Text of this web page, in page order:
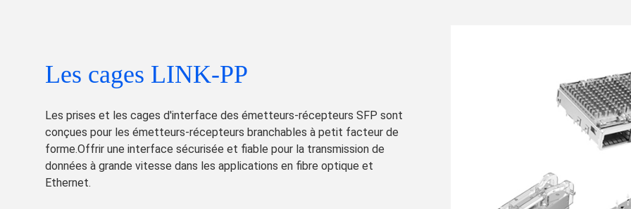
Les cages LINK-PP
Les prises et les cages d'interface des émetteurs-récepteurs SFP sont
conçues pour les émetteurs-récepteurs branchables à petit facteur de
forme.Offrir une interface sécurisée et fiable pour la transmission de
données à grande vitesse dans les applications en fibre optique et
Ethernet.